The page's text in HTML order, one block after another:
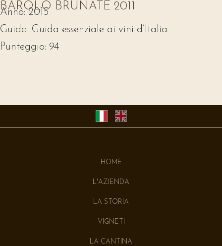
BAROLO BRUNATE 2011
Anno: 2015
Guida: Guida essenziale ai vini d’Italia
Punteggio: 94
HOME
L'AZIENDA
LA STORIA
VIGNETI
LA CANTINA